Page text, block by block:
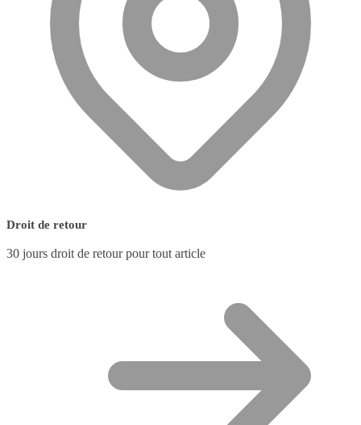
Droit de retour
30 jours droit de retour pour tout article